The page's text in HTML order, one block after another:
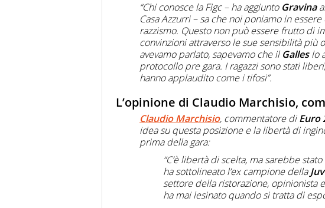
“Chi conosce la Figc – ha aggiunto Gravina
Casa Azzurri – sa che noi poniamo in
razzismo. Questo non può essere frutto di
convinzioni attraverso le sue sensibilità più
avevamo parlato, sapevamo che il Galleslo
protocollo pre gara. I ragazzi sono stati
hanno applaudito come i tifosi”.
L’opinione di Claudio Marchisio,
Claudio Marchisio, commentatore diEuro
idea su questa posizione e la libertà di
prima della gara:
“C’è libertà di scelta, ma sarebbe
ha sottolineato l’ex campione della
settore della ristorazione, opinionista
ha mai lesinato quando si tratta di